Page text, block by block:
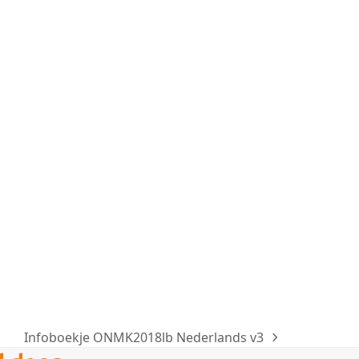
next
Infoboekje ONMK2018lb Nederlands v3